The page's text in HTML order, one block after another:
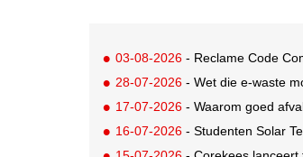
03-08-2026 - Reclame Code
28-07-2026 - Wet die e-waste
17-07-2026 - Waarom goed
16-07-2026 - Studenten Solar